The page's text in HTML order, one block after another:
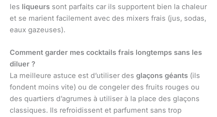
les liqueurs sont parfaits car ils supportent bien la chaleur
et se marient facilement avec des mixers frais (jus, sodas,
eaux gazeuses).
Comment garder mes cocktails frais longtemps sans les
diluer ?
La meilleure astuce est d’utiliser des glaçons géants (ils
fondent moins vite) ou de congeler des fruits rouges ou
des quartiers d’agrumes à utiliser à la place des glaçons
classiques. Ils refroidissent et parfument sans trop